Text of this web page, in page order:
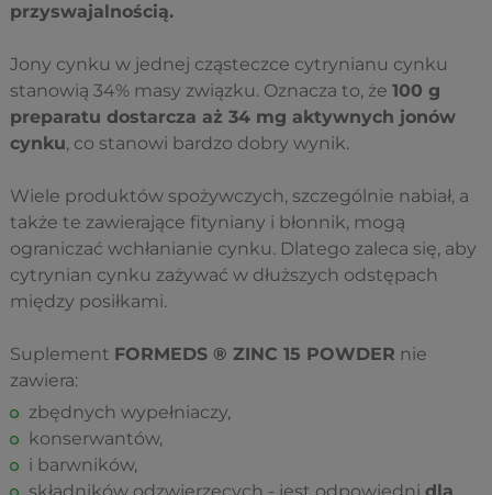
przyswajalnością.
Jony cynku w jednej cząsteczce cytrynianu cynku
stanowią 34% masy związku. Oznacza to, że 100 g
preparatu dostarcza aż 34 mg aktywnych jonów
cynku, co stanowi bardzo dobry wynik.
Wiele produktów spożywczych, szczególnie nabiał, a
także te zawierające fityniany i błonnik, mogą
ograniczać wchłanianie cynku. Dlatego zaleca się, aby
cytrynian cynku zażywać w dłuższych odstępach
między posiłkami.
Suplement FORMEDS ® ZINC 15 POWDER nie
zawiera:
zbędnych wypełniaczy,
konserwantów,
i barwników,